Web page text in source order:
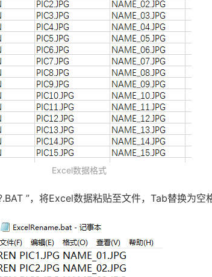
Excel数据格式
”，将Excel数据粘贴至文件，Tab替换为空